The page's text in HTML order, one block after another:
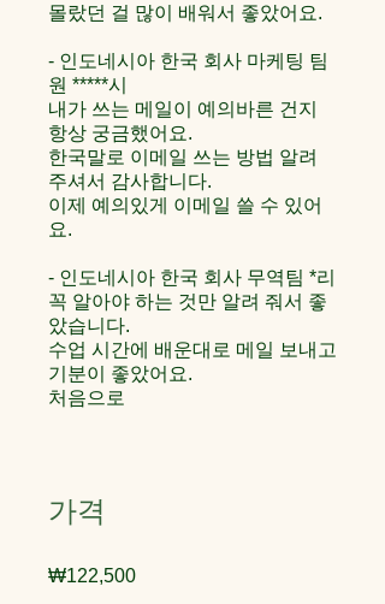
몰랐던 걸 많이 배워서 좋았어요.
- 인도네시아 한국 회사 마케팅 팀
원 *****시
내가 쓰는 메일이 예의바른 건지
항상 궁금했어요.
한국말로 이메일 쓰는 방법 알려
주셔서 감사합니다.
이제 예의있게 이메일 쓸 수 있어
요.
- 인도네시아 한국 회사 무역팀 *리
꼭 알아야 하는 것만 알려 줘서 좋
았습니다.
수업 시간에 배운대로 메일 보내고
기분이 좋았어요.
가격
₩122,500